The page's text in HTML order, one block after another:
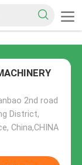
2nd road
District,
China,CHINA